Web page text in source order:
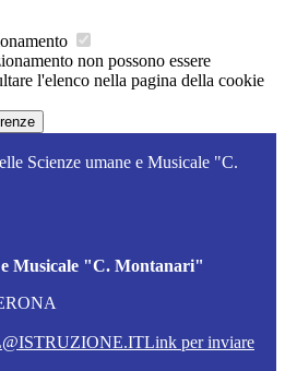
non possono essere
l'elenco nella pagina della cookie
Scienze umane e Musicale "C.
e Musicale "C. Montanari"
Link per inviare